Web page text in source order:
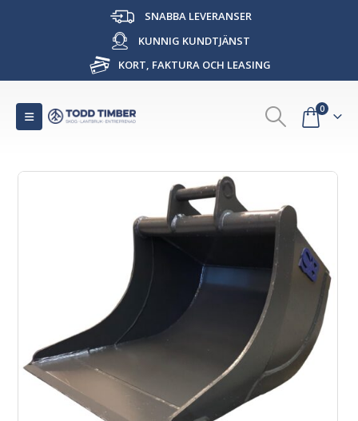
SNABBA LEVERANSER
KUNNIG KUNDTJÄNST
KORT, FAKTURA OCH LEASING
0